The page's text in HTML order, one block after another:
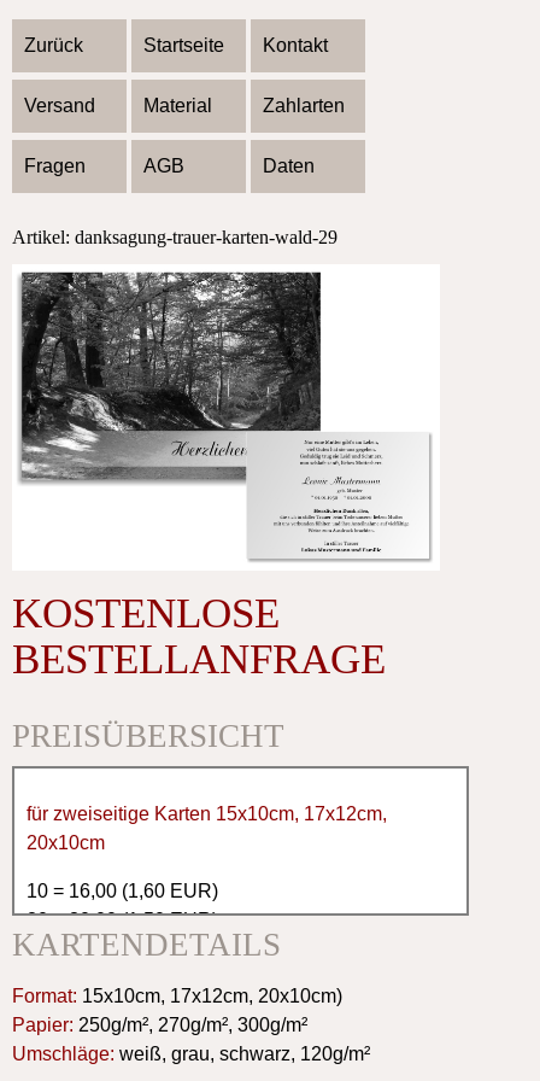
Zurück Startseite Kontakt
Versand Material Zahlarten
Fragen AGB Daten
Artikel: danksagung-trauer-karten-wald-29
KOSTENLOSE
BESTELLANFRAGE
PREISÜBERSICHT
für zweiseitige Karten 15x10cm, 17x12cm,
20x10cm
10 = 16,00 (1,60 EUR)
20 = 30,00 (1,50 EUR)
30 = 42,00 (1,40 EUR)
50 = 65,00 (1,30 EUR)
60 = 76,00 (1,30 EUR)
70 = 91,00 (1,30 EUR)
KARTENDETAILS
Format: 15x10cm, 17x12cm, 20x10cm)
Papier: 250g/m², 270g/m², 300g/m²
Umschläge: weiß, grau, schwarz, 120g/m²